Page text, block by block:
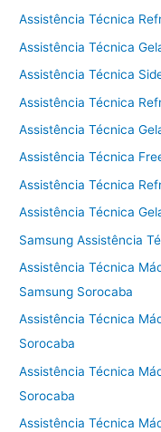
Assistência Técnica
Assistência Técnica
Assistência Técnica
Assistência Técnica
Assistência Técnica
Assistência Técnica
Assistência Técnica
Assistência Técnica
Samsung Assistência
Assistência Técnica
Samsung Sorocaba
Assistência Técnica
Sorocaba
Assistência Técnica
Sorocaba
Assistência Técnica